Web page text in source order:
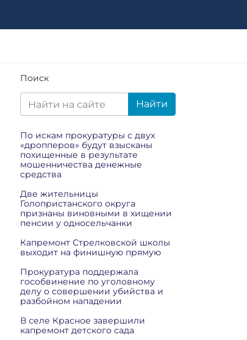
Поиск
Найти
По искам прокуратуры с двух
«дропперов» будут взысканы
похищенные в результате
мошенничества денежные
средства
Две жительницы
Голопристанского округа
признаны виновными в хищении
пенсии у односельчанки
Капремонт Стрелковской школы
выходит на финишную прямую
Прокуратура поддержала
гособвинение по уголовному
делу о совершении убийства и
разбойном нападении
В селе Красное завершили
капремонт детского сада